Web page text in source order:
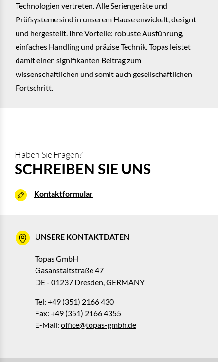
Technologien vertreten. Alle Seriengeräte und
Prüfsysteme sind in unserem Hause enwickelt, designt
und hergestellt. Ihre Vorteile: robuste Ausführung,
einfaches Handling und präzise Technik. Topas leistet
damit einen signifikanten Beitrag zum
wissenschaftlichen und somit auch gesellschaftlichen
Fortschritt.
Haben Sie Fragen?
SCHREIBEN SIE UNS
Kontaktformular
UNSERE KONTAKTDATEN
Topas GmbH
Gasanstaltstraße 47
DE - 01237 Dresden, GERMANY
Tel: +49 (351) 2166 430
Fax: +49 (351) 2166 4355
E-Mail: office@topas-gmbh.de